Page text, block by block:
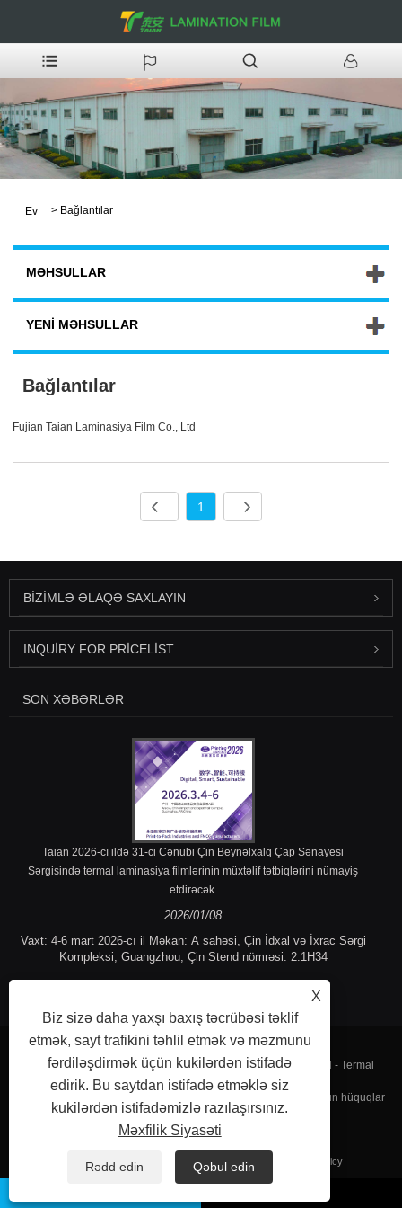
Ev > Bağlantılar
MƏHSULLAR
YENI MƏHSULLAR
Bağlantılar
Fujian Taian Laminasiya Film Co., Ltd
1
BIZIMLƏ ƏLAQƏ SAXLAYIN
INQUIRY FOR PRICELIST
SON XƏBƏRLƏR
Taian 2026-cı ildə 31-ci Cənubi Çin Beynəlxalq Çap Sənayesi
Sərgisində termal laminasiya filmlərinin müxtəlif tətbiqlərini nümayiş
etdirəcək.
2026/01/08
Vaxt: 4-6 mart 2026-cı il Məkan: A sahəsi, Çin İdxal və İxrac Sərgi
Kompleksi, Guangzhou, Çin Stend nömrəsi: 2.1H34
Müəlliflik hüququ © 2023 Fujian Taian Lamination Film Co, Ltd - Termal
laminasiya filmi, laminat polad film, Termal laminasiya filmi - Bütün hüquqlar
qorunur.
Bağlantılar Sitemap RSS XML Privacy Policy
X
Biz sizə daha yaxşı baxış təcrübəsi təklif
etmək, sayt trafikini təhlil etmək və məzmunu
fərdiləşdirmək üçün kukilərdən istifadə
edirik. Bu saytdan istifadə etməklə siz
kukilərdən istifadəmizlə razılaşırsınız.
Məxfilik Siyasəti
Rədd edin Qəbul edin